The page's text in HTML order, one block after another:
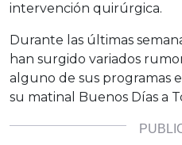
intervención quirúrgica.
Durante las últimas
han surgido variados
alguno de sus programas
su matinal Buenos Días a